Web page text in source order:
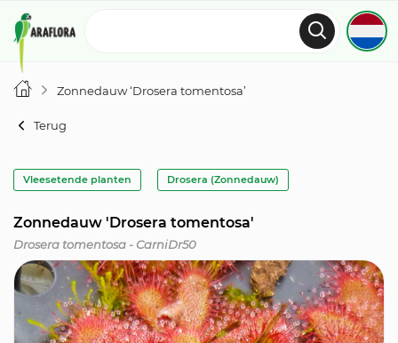
Zonnedauw ‘Drosera tomentosa’
Terug
Vleesetende planten Drosera (Zonnedauw)
Zonnedauw 'Drosera tomentosa'
Drosera tomentosa - CarniDr50